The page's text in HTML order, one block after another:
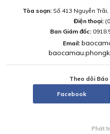
Tòa soạn:Số 413 Nguyễn Trãi,
Điện thoại:
Ban Giám đốc:
Email:
Theo dõi Báo
Facebook
Phát